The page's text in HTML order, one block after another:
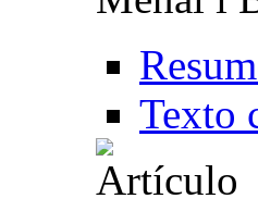
Texto